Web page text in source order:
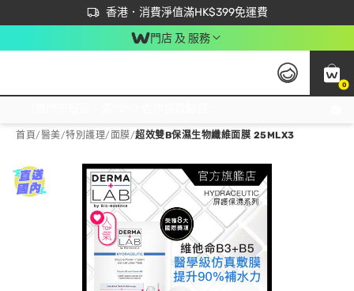
香港．消費淨值滿HK$399免運費
立即成為易賞錢會員盡享獨家優惠
首次APP下單買滿$450 輸入 NEWAPP 即減$50
門店 及 服務
0
首頁/醫美/特別護理/ 面膜/超效雙B保濕生物纖維面膜 25MLX3